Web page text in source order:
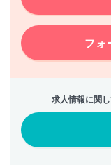
フォ
求人情報に関